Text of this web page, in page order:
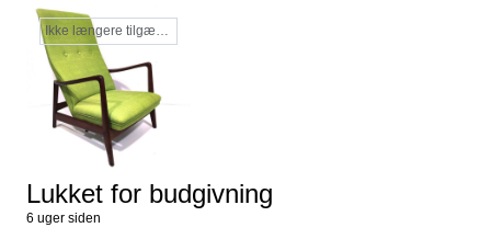
Ikke længere tilgængelig
Lukket for budgivning
6 uger siden